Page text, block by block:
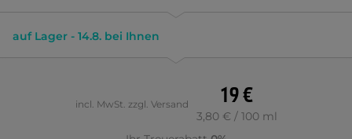
auf Lager - 14.8. bei Ihnen
19 €
3,80 € / 100 ml
incl. MwSt. zzgl. Versand